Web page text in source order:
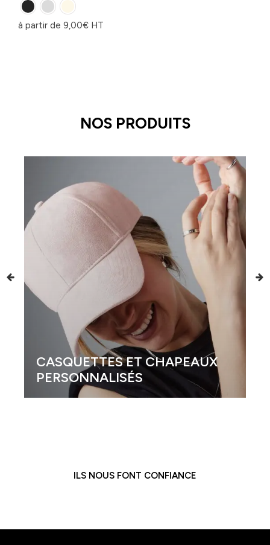
à partir de 9,00€ HT
NOS PRODUITS
CASQUETTES ET CHAPEAUX
PERSONNALISÉS
ILS NOUS FONT CONFIANCE